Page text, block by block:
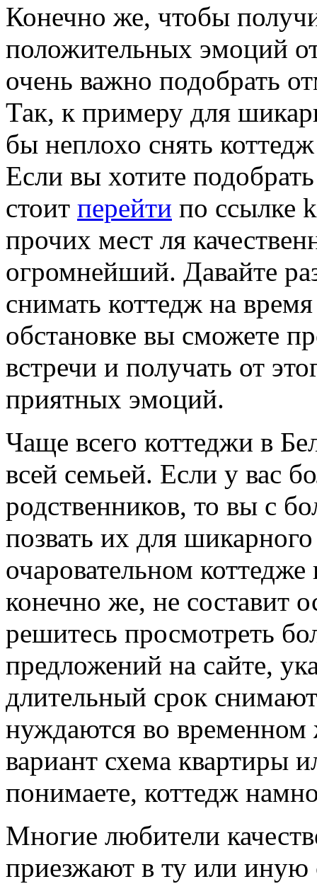
Конечно же, чтобы
положительных эмоций
очень важно подобрать
Так, к примеру для
бы неплохо снять
Если вы хотите
стоит перейти по ссылке
прочих мест ля
огромнейший. Давайте
снимать коттедж на
обстановке вы сможете
встречи и получать от
приятных эмоций.
Чаще всего коттеджи в
всей семьей. Если у вас
родственников, то вы с
позвать их для
очаровательном
конечно же, не составит
решитесь просмотреть
предложений на сайте,
длительный срок
нуждаются во временном
вариант схема квартиры
понимаете, коттедж
Многие любители
приезжают в ту или